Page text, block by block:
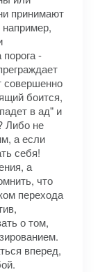
принимают
-
совершенно
боится,
в ад" и
Либо не
а если
себя!
а
что
перехода
о том,
вперед,